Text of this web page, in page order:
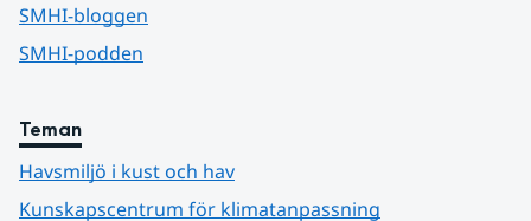
SMHI-bloggen
SMHI-podden
Teman
Havsmiljö i kust och hav
Kunskapscentrum för klimatanpassning